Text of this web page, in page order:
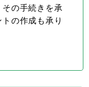
の手続きを承
の作成も承り